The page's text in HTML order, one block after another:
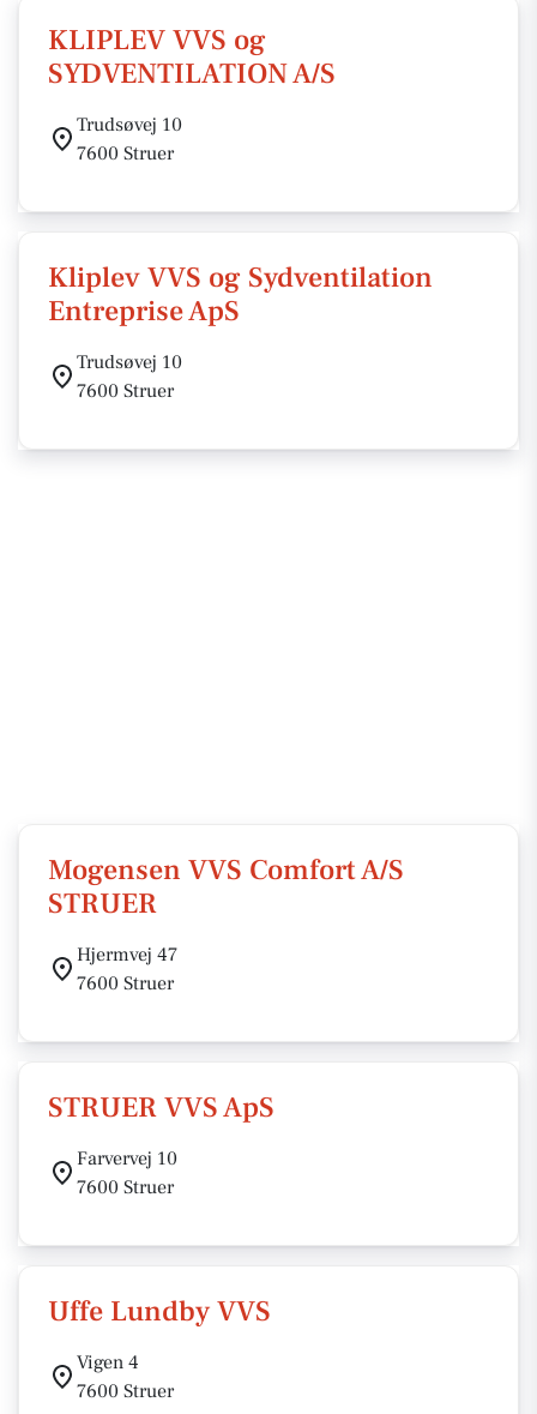
KLIPLEV VVS og
SYDVENTILATION A/S
Trudsøvej 10
7600 Struer
Kliplev VVS og Sydventilation
Entreprise ApS
Trudsøvej 10
7600 Struer
Mogensen VVS Comfort A/S
STRUER
Hjermvej 47
7600 Struer
STRUER VVS ApS
Farvervej 10
7600 Struer
Uffe Lundby VVS
Vigen 4
7600 Struer